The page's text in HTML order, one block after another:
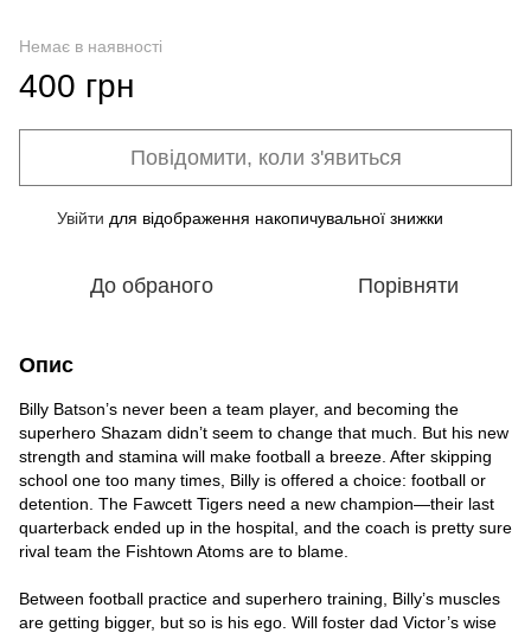
Немає в наявності
400 грн
Повідомити, коли з'явиться
Увійти для відображення накопичувальної знижки
До обраного Порівняти
Опис
Billy Batson’s never been a team player, and becoming the
superhero Shazam didn’t seem to change that much. But his new
strength and stamina will make football a breeze. After skipping
school one too many times, Billy is offered a choice: football or
detention. The Fawcett Tigers need a new champion—their last
quarterback ended up in the hospital, and the coach is pretty sure
rival team the Fishtown Atoms are to blame.
Between football practice and superhero training, Billy’s muscles
are getting bigger, but so is his ego. Will foster dad Victor’s wise